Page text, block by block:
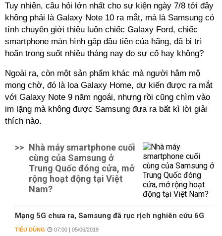
Tuy nhiên, câu hỏi lớn nhất cho sự kiện ngày 7/8 tới đây
không phải là Galaxy Note 10 ra mắt, mà là Samsung có
tính chuyện giới thiệu luôn chiếc Galaxy Ford, chiếc
smartphone màn hình gập đầu tiên của hãng, đã bị trì
hoãn trong suốt nhiều tháng nay do sự cố hay không?
Ngoài ra, còn một sản phẩm khác mà người hâm mộ
mong chờ, đó là loa Galaxy Home, dự kiến được ra mắt
với Galaxy Note 9 năm ngoái, nhưng rồi cũng chìm vào
im lặng mà không được Samsung đưa ra bất kì lời giải
thích nào.
>> Nhà máy smartphone cuối
cùng của Samsung ở
Trung Quốc đóng cửa, mở
rộng hoạt động tại Việt
Nam?
Mạng 5G chưa ra, Samsung đã rục rịch nghiên cứu 6G
TIÊU DÙNG 07:00 | 05/06/2019